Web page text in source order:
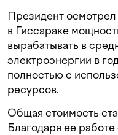
Президент
в Гиссараке
вырабатывать в
электроэнергии в
полностью с
ресурсов.
Общая стоимость
Благодаря ее